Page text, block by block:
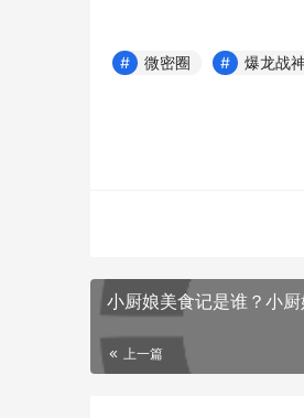
有人说，距离能够增添
微密圈 爆龙战神
小厨娘美食记是谁？小
上一篇